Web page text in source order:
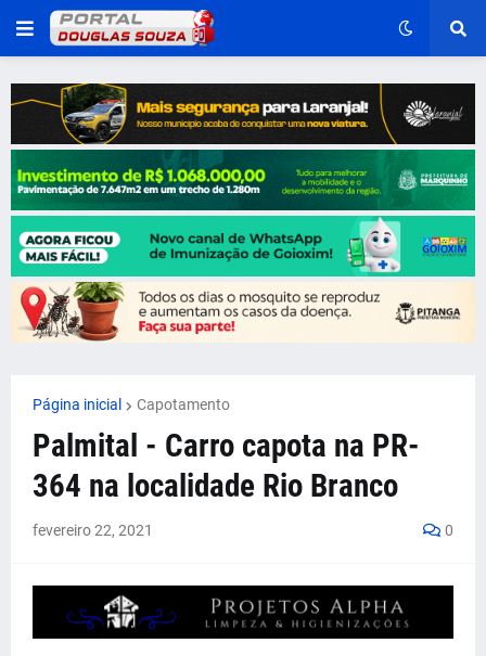
Página inicial Capotamento
Palmital - Carro capota na PR-
364 na localidade Rio Branco
fevereiro 22, 2021 0